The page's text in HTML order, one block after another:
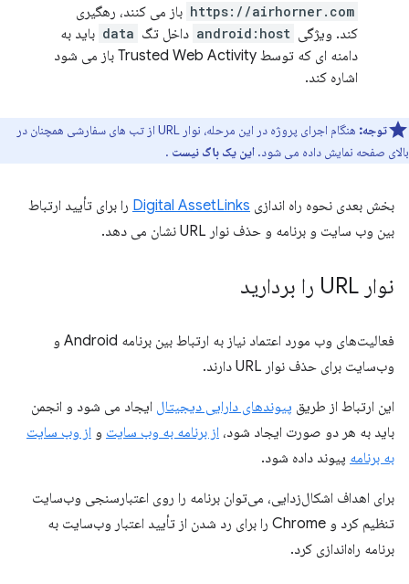
https://airhorner.com باز می کنند، رهگیری
کند. ویژگی android:host داخل تگ data باید به
دامنه ای که توسط Trusted Web Activity باز می شود
اشاره کند.
توجه:
هنگام اجرای پروژه در این مرحله، نوار URL از تب های سفارشی همچنان در
بالای صفحه نمایش داده می شود. این یک باگ نیست .
بخش بعدی نحوه راه اندازی Digital AssetLinks را برای تأیید ارتباط
بین وب سایت و برنامه و حذف نوار URL نشان می دهد.
نوار URL را بردارید
فعالیت‌های وب مورد اعتماد نیاز به ارتباط بین برنامه Android و
وب‌سایت برای حذف نوار URL دارند.
این ارتباط از طریق پیوندهای دارایی دیجیتال ایجاد می شود و انجمن
باید به هر دو صورت ایجاد شود، از برنامه به وب سایت و از وب سایت
به برنامه پیوند داده شود.
برای اهداف اشکال‌زدایی، می‌توان برنامه را روی اعتبارسنجی وب‌سایت
تنظیم کرد و Chrome را برای رد شدن از تأیید اعتبار وب‌سایت به
برنامه راه‌اندازی کرد.